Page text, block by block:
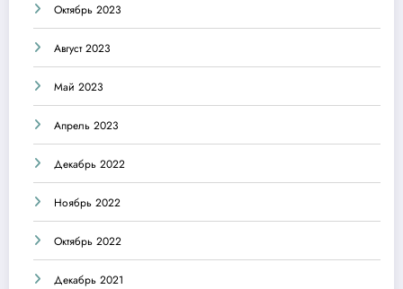
Октябрь 2023
Август 2023
Май 2023
Апрель 2023
Декабрь 2022
Ноябрь 2022
Октябрь 2022
Декабрь 2021